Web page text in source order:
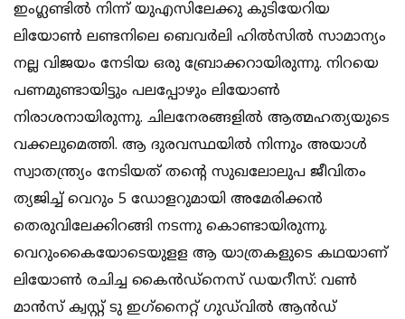
ഇംഗ്ലണ്ടില്‍ നിന്ന് യുഎസിലേക്കു കുടിയേറിയ
ലിയോണ്‍ ലണ്ടനിലെ ബെവര്‍ലി ഹില്‍സില്‍ സാമാന്യം
നല്ല വിജയം നേടിയ ഒരു ബ്രോക്കറായിരുന്നു. നിറയെ
പണമുണ്ടായിട്ടും പലപ്പോഴും ലിയോണ്‍
നിരാശനായിരുന്നു. ചിലനേരങ്ങളില്‍ ആത്മഹത്യയുടെ
വക്കലുമെത്തി. ആ ദുരവസ്ഥയില്‍ നിന്നും അയാള്‍
സ്വാതന്ത്ര്യം നേടിയത് തന്റെ സുഖലോലുപ ജീവിതം
ത്യജിച്ച് വെറും 5 ഡോളറുമായി അമേരിക്കന്‍
തെരുവിലേക്കിറങ്ങി നടന്നു കൊണ്ടായിരുന്നു.
വെറുംകൈയോടെയുളള ആ യാത്രകളുടെ കഥയാണ്
ലിയോണ്‍ രചിച്ച കൈന്‍ഡ്‌നെസ് ഡയറീസ്: വണ്‍
മാന്‍സ് ക്വസ്റ്റ് ടു ഇഗ്‌നൈറ്റ് ഗുഡ്‌വില്‍ ആന്‍ഡ്